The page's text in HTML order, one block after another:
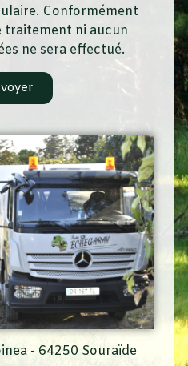
Conformément
traitement ni aucun
ne sera effectué.
- 64250 Souraïde